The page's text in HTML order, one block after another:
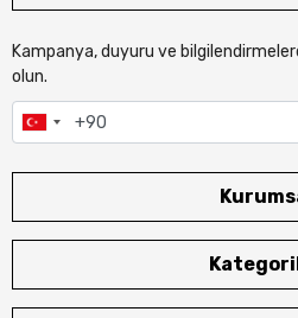
Kampanya, duyuru ve
olun.